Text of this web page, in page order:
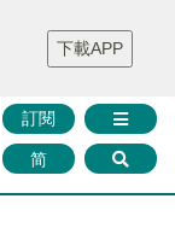
財華證券 媒體矩陣
智庫沙龍
聯絡我們
訂閱
简
下載APP